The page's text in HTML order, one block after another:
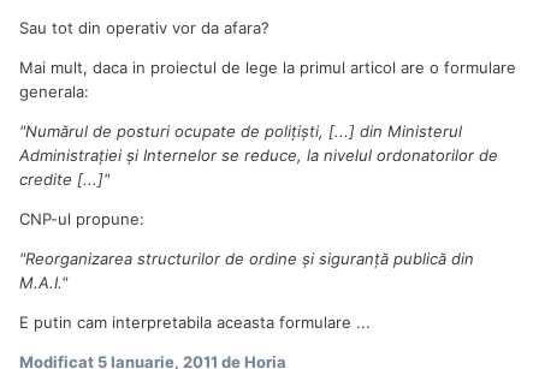
Sau tot din operativ vor da afara?
Mai mult, daca in proiectul de lege la primul articol are o formulare
generala:
"Numărul de posturi ocupate de poliţişti, [...] din Ministerul
Administraţiei şi Internelor se reduce, la nivelul ordonatorilor de
credite [...]"
CNP-ul propune:
"Reorganizarea structurilor de ordine şi siguranţă publică din
M.A.I."
E putin cam interpretabila aceasta formulare ...
Modificat 5 Ianuarie, 2011 de Horia